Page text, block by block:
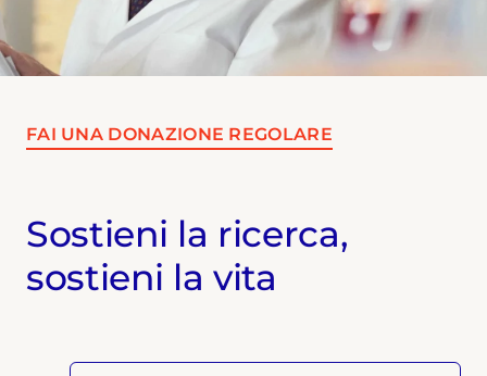
FAI UNA DONAZIONE REGOLARE
Sostieni la ricerca,
sostieni la vita